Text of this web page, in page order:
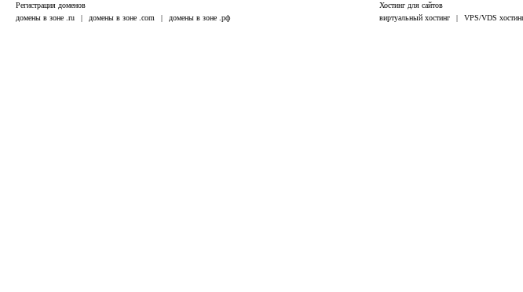
Регистрация доменов
домены в зоне .ru
| домены в зоне .com | домены в зоне .рф
Хостинг для сайтов
виртуальный хостинг
| VPS/VDS